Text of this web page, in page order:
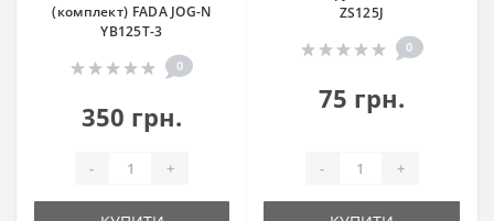
(комплект) FADA JOG-N
YB125T-3
0
350 грн.
- +
ZS125J
0
75 грн.
- +